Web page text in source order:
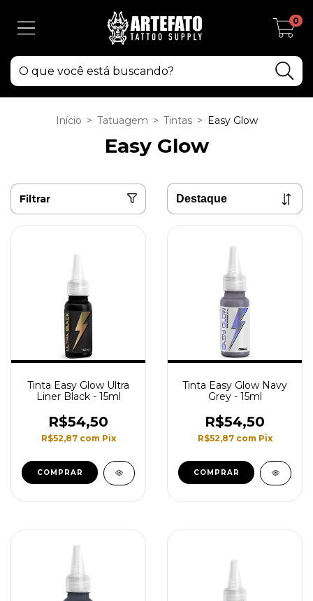
0
Início > Tatuagem > Tintas > Easy Glow
Easy Glow
Filtrar
Tinta Easy Glow Ultra
Liner Black - 15ml
R$54,50
R$52,87 com Pix
Tinta Easy Glow Navy
Grey - 15ml
R$54,50
R$52,87 com Pix